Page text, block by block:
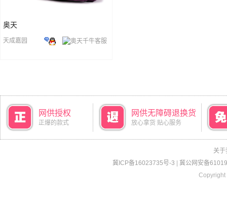
奥天
天成嘉园
网供授权
正爆的款式
网供无障碍退换货
放心拿货 贴心服务
关于
冀ICP备16023735号-3
冀公网安备